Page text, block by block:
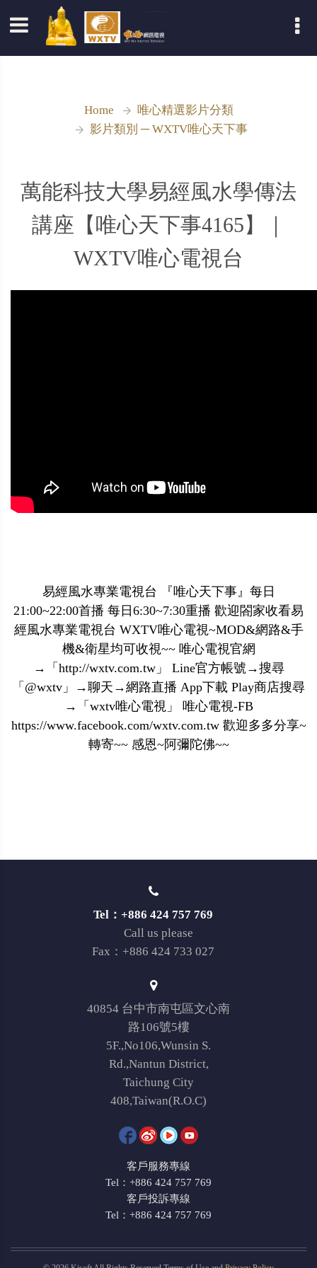
Home
唯心精選影片分類
影片類別 ─ WXTV唯心天下事
萬能科技大學易經風水學傳法
講座【唯心天下事4165】｜
WXTV唯心電視台
易經風水專業電視台 『唯心天下事』每日
21:00~22:00首播 每日6:30~7:30重播 歡迎閤家收看易
經風水專業電視台 WXTV唯心電視~MOD&網路&手
機&衛星均可收視~~ 唯心電視官網
→「http://wxtv.com.tw」 Line官方帳號→搜尋
「@wxtv」→聊天→網路直播 App下載 Play商店搜尋
→「wxtv唯心電視」 唯心電視-FB
https://www.facebook.com/wxtv.com.tw 歡迎多多分享~
轉寄~~ 感恩~阿彌陀佛~~
Tel：+886 424 757 769
Call us please
Fax：+886 424 733 027
40854 台中市南屯區文心南
路106號5樓
5F.,No106,Wunsin S.
Rd.,Nantun District,
Taichung City
408,Taiwan(R.O.C)
客戶服務專線
Tel：+886 424 757 769
客戶投訴專線
Tel：+886 424 757 769